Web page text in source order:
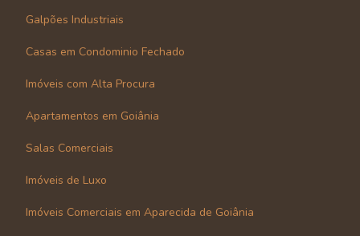
Galpões Industriais
Casas em Condominio Fechado
Imóveis com Alta Procura
Apartamentos em Goiânia
Salas Comerciais
Imóveis de Luxo
Imóveis Comerciais em Aparecida de Goiânia